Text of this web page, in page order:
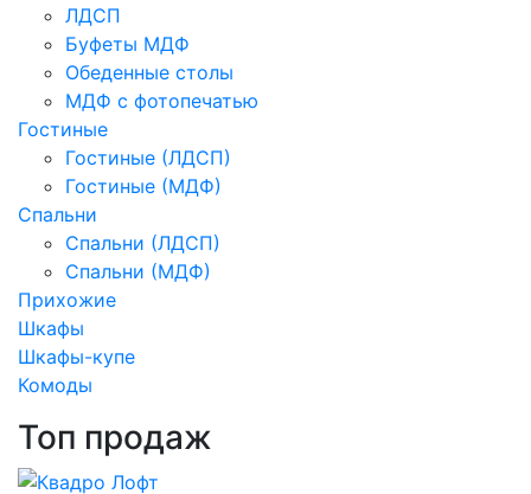
ЛДСП
Буфеты МДФ
Обеденные столы
МДФ с фотопечатью
Гостиные
Гостиные (ЛДСП)
Гостиные (МДФ)
Спальни
Спальни (ЛДСП)
Спальни (МДФ)
Прихожие
Шкафы
Шкафы-купе
Комоды
Топ продаж